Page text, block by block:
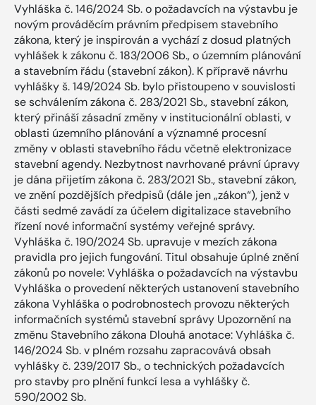
Vyhláška č. 146/2024 Sb. o požadavcích na výstavbu je
novým prováděcím právním předpisem stavebního
zákona, který je inspirován a vychází z dosud platných
vyhlášek k zákonu č. 183/2006 Sb., o územním plánování
a stavebním řádu (stavební zákon). K přípravě návrhu
vyhlášky š. 149/2024 Sb. bylo přistoupeno v souvislosti
se schválením zákona č. 283/2021 Sb., stavební zákon,
který přináší zásadní změny v institucionální oblasti, v
oblasti územního plánování a významné procesní
změny v oblasti stavebního řádu včetně elektronizace
stavební agendy. Nezbytnost navrhované právní úpravy
je dána přijetím zákona č. 283/2021 Sb., stavební zákon,
ve znění pozdějších předpisů (dále jen „zákon“), jenž v
části sedmé zavádí za účelem digitalizace stavebního
řízení nové informační systémy veřejné správy.
Vyhláška č. 190/2024 Sb. upravuje v mezích zákona
pravidla pro jejich fungování. Titul obsahuje úplné znění
zákonů po novele: Vyhláška o požadavcích na výstavbu
Vyhláška o provedení některých ustanovení stavebního
zákona Vyhláška o podrobnostech provozu některých
informačních systémů stavební správy Upozornění na
změnu Stavebního zákona Dlouhá anotace: Vyhláška č.
146/2024 Sb. v plném rozsahu zapracovává obsah
vyhlášky č. 239/2017 Sb., o technických požadavcích
pro stavby pro plnění funkcí lesa a vyhlášky č.
590/2002 Sb.